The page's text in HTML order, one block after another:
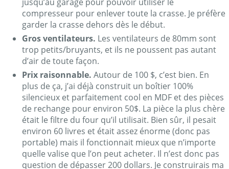
jusqu’au garage pour pouvoir utiliser le
compresseur pour enlever toute la crasse. Je préfère
garder la crasse dehors dès le début.
Gros ventilateurs. Les ventilateurs de 80mm sont
trop petits/bruyants, et ils ne poussent pas autant
d’air de toute façon.
Prix raisonnable. Autour de 100 $, c’est bien. En
plus de ça, j’ai déjà construit un boîtier 100%
silencieux et parfaitement cool en MDF et des pièces
de rechange pour environ 50$. La pièce la plus chère
était le filtre du four qu’il utilisait. Bien sûr, il pesait
environ 60 livres et était assez énorme (donc pas
portable) mais il fonctionnait mieux que n’importe
quelle valise que l’on peut acheter. Il n’est donc pas
question de dépasser 200 dollars. Je construirais ma